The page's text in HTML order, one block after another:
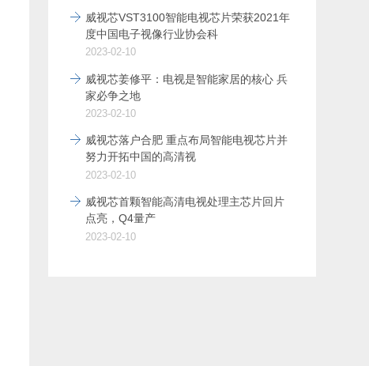
威视芯VST3100智能电视芯片荣获2021年
度中国电子视像行业协会科
2023-02-10
威视芯姜修平：电视是智能家居的核心 兵
家必争之地
2023-02-10
威视芯落户合肥 重点布局智能电视芯片并
努力开拓中国的高清视
2023-02-10
威视芯首颗智能高清电视处理主芯片回片
点亮，Q4量产
2023-02-10